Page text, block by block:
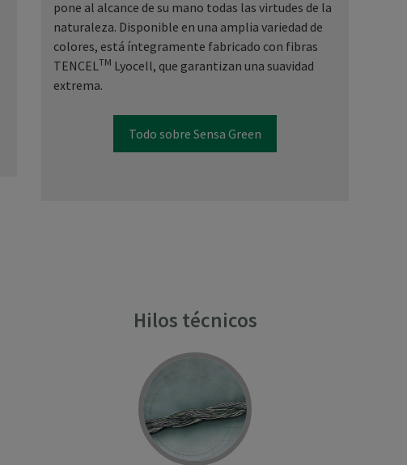
pone al alcance de su mano todas las virtudes de la
naturaleza. Disponible en una amplia variedad de
colores, está íntegramente fabricado con fibras
TENCEL TM Lyocell, que garantizan una suavidad
extrema.
Todo sobre Sensa Green
Hilos técnicos